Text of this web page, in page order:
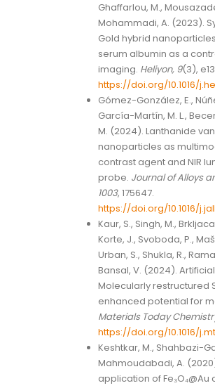
Ghaffarlou, M.,
Mohammadi, A. (2023).
Gold hybrid
serum albumin as a
imaging. Heliyon, 9(3),
https://doi.org/10.1016/
Gómez-González, E.,
García-Martín, M. L.,
M. (2024). Lanthanide
nanoparticles as
contrast agent and NIR
probe. Journal of Alloys
1003, 175647.
https://doi.org/10.1016/
Kaur, S., Singh, M.,
Korte, J., Svoboda, P.,
Urban, S., Shukla, R.,
Bansal, V. (2024).
Molecularly restructured
enhanced potential for
Materials Today
https://doi.org/10.1016/
Keshtkar, M., Shahbazi-
Mahmoudabadi, A.
application of